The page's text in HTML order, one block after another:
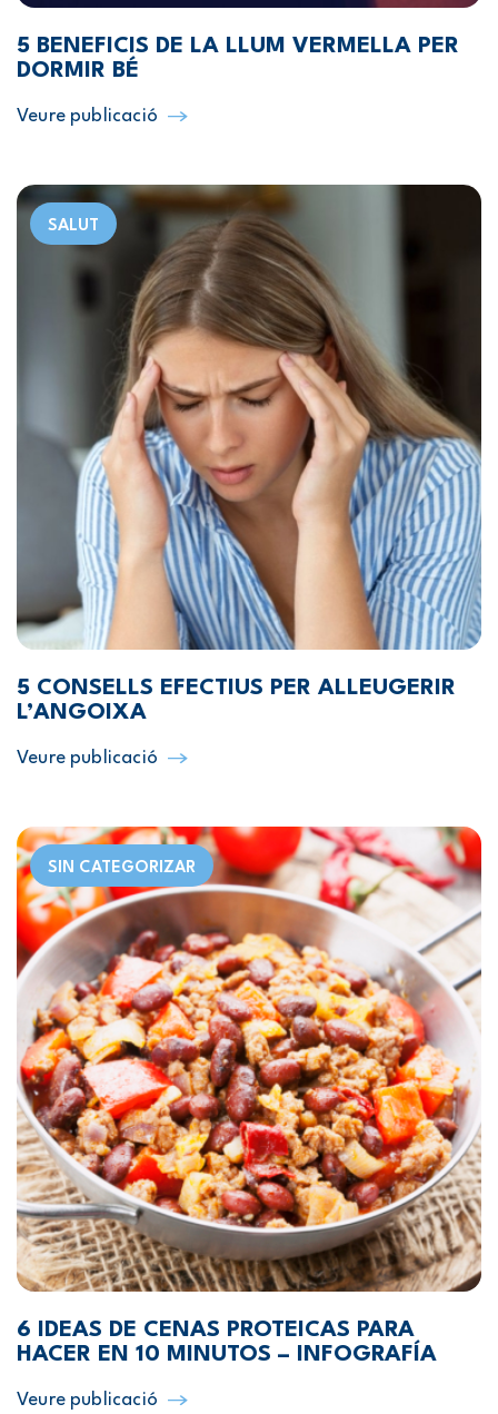
5 BENEFICIS DE LA LLUM VERMELLA PER
DORMIR BÉ
Veure publicació
SALUT
5 CONSELLS EFECTIUS PER ALLEUGERIR
L’ANGOIXA
Veure publicació
SIN CATEGORIZAR
6 IDEAS DE CENAS PROTEICAS PARA
HACER EN 10 MINUTOS – INFOGRAFÍA
Veure publicació